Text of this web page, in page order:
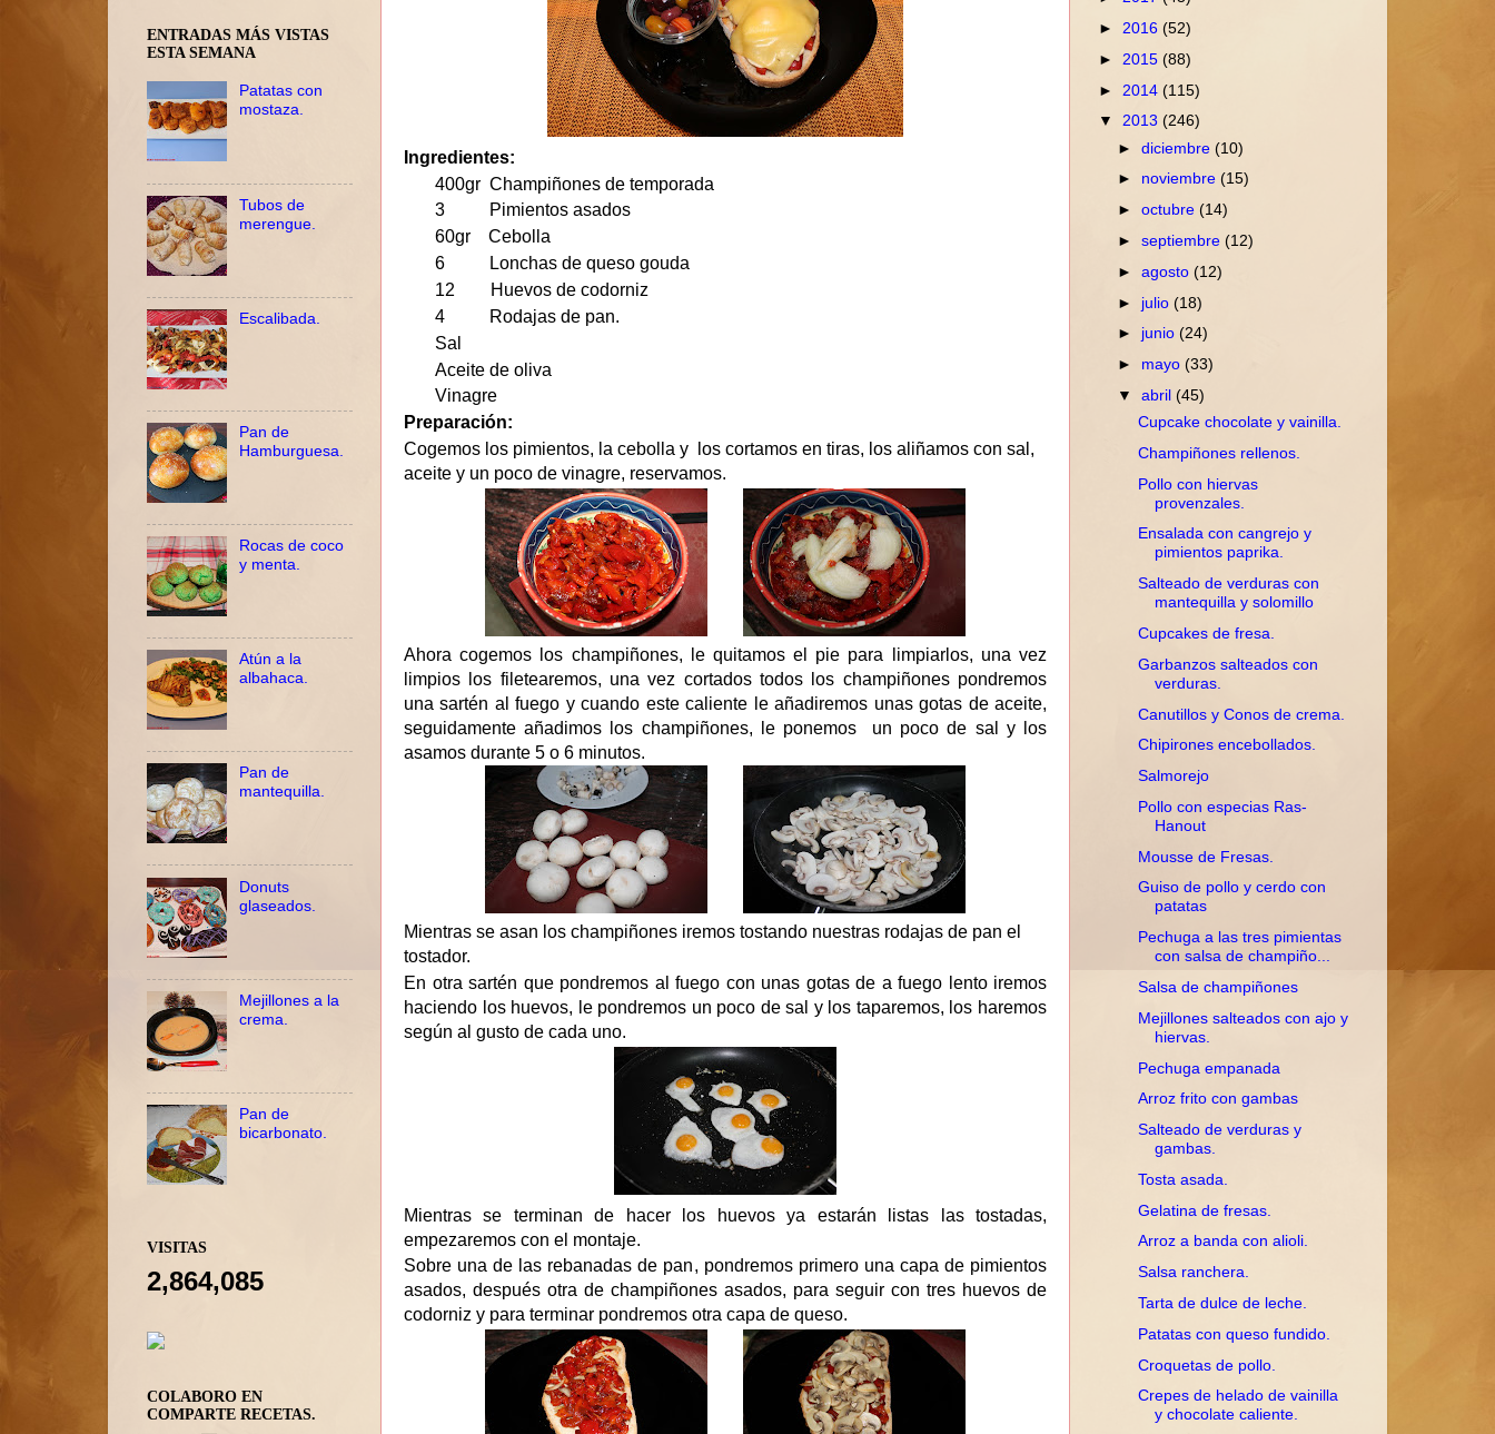
Ingredientes:
400gr Champiñones de temporada
3 Pimientos asados
60gr Cebolla
6 Lonchas de queso gouda
12 Huevos de codorniz
4 Rodajas de pan.
Sal
Aceite de oliva
Vinagre
Preparación:
Cogemos los pimientos, la cebolla y los cortamos en tiras, los aliñamos con sal,
aceite y un poco de vinagre, reservamos.
Ahora cogemos los champiñones, le quitamos el pie para limpiarlos, una vez
limpios los filetearemos, una vez cortados todos los champiñones pondremos
una sartén al fuego y cuando este caliente le añadiremos unas gotas de aceite,
seguidamente añadimos los champiñones, le ponemos un poco de sal y los
asamos durante 5 o 6 minutos.
Mientras se asan los champiñones iremos tostando nuestras rodajas de pan el
tostador.
En otra sartén que pondremos al fuego con unas gotas de a fuego lento iremos
haciendo los huevos, le pondremos un poco de sal y los taparemos, los haremos
según al gusto de cada uno.
Mientras se terminan de hacer los huevos ya estarán listas las tostadas,
empezaremos con el montaje.
Sobre una de las rebanadas de pan, pondremos primero una capa de pimientos
asados, después otra de champiñones asados, para seguir con tres huevos de
codorniz y para terminar pondremos otra capa de queso.
ENTRADAS MÁS VISTAS
ESTA SEMANA
Patatas con
mostaza.
Tubos de
merengue.
Escalibada.
Pan de
Hamburguesa.
Rocas de coco
y menta.
Atún a la
albahaca.
Pan de
mantequilla.
Donuts
glaseados.
Mejillones a la
crema.
Pan de
bicarbonato.
VISITAS
2,864,085
COLABORO EN
COMPARTE RECETAS.
► 2016 (52)
► 2015 (88)
► 2014 (115)
▼ 2013 (246)
►diciembre(10)
► noviembre(15)
►octubre(14)
►septiembre(12)
►agosto(12)
► julio(18)
► junio(24)
► mayo(33)
▼abril(45)
Cupcake chocolate y vainilla.
Champiñones rellenos.
Pollo con hiervas
provenzales.
Ensalada con cangrejo y
pimientos paprika.
Salteado de verduras con
mantequilla y solomillo
Cupcakes de fresa.
Garbanzos salteados con
verduras.
Canutillos y Conos de crema.
Chipirones encebollados.
Salmorejo
Pollo con especias Ras-
Hanout
Mousse de Fresas.
Guiso de pollo y cerdo con
patatas
Pechuga a las tres pimientas
con salsa de champiño...
Salsa de champiñones
Mejillones salteados con ajo y
hiervas.
Pechuga empanada
Arroz frito con gambas
Salteado de verduras y
gambas.
Tosta asada.
Gelatina de fresas.
Arroz a banda con alioli.
Salsa ranchera.
Tarta de dulce de leche.
Patatas con queso fundido.
Croquetas de pollo.
Crepes de helado de vainilla
y chocolate caliente.